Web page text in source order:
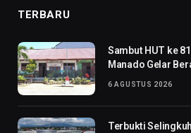
TERBARU
Sambut HUT ke
Manado Gelar
6 AGUSTUS 2026
Terbukti